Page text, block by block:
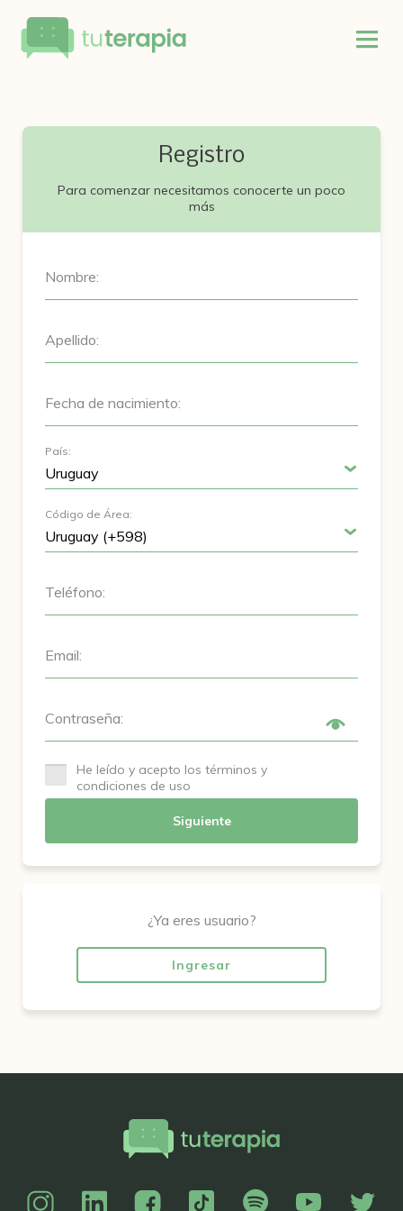
Registro
Para comenzar necesitamos conocerte un poco
más
Nombre:
Apellido:
Fecha de nacimiento:
País:
Código de Área:
Teléfono:
Email:
Contraseña:
He leído y acepto los términos y
condiciones de uso
Siguiente
¿Ya eres usuario?
Ingresar